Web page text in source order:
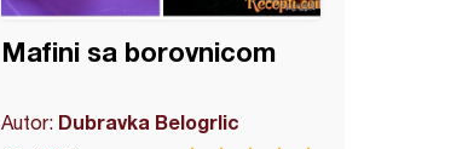
Mafini sa borovnicom
Autor: Dubravka Belogrlic